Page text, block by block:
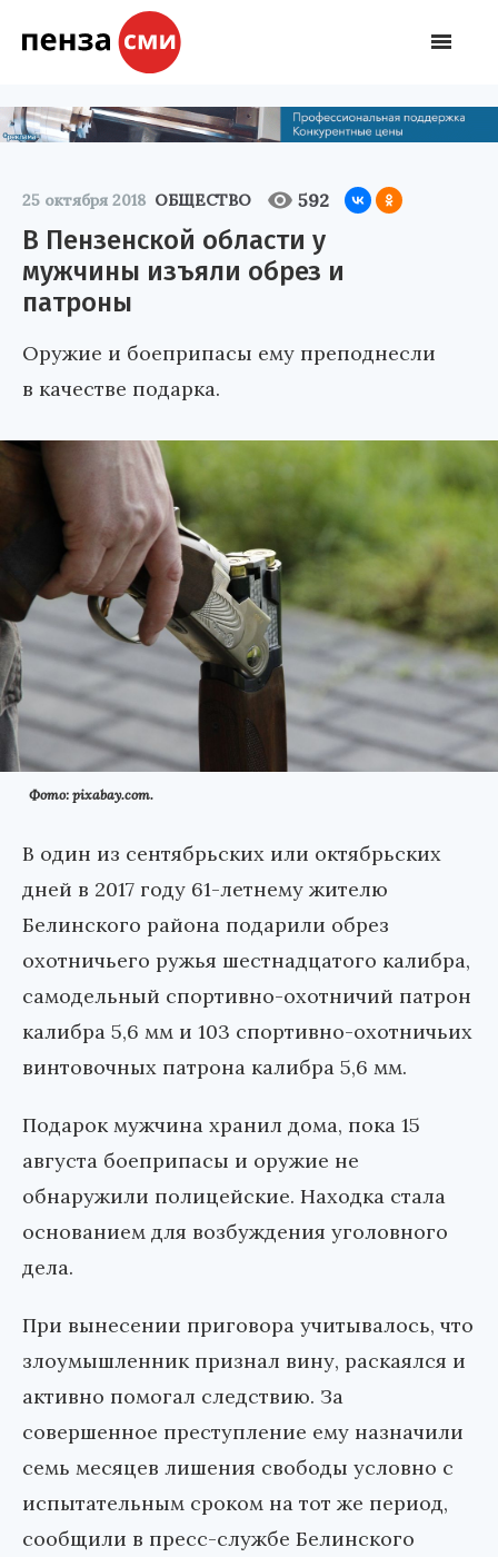
25 октября 2018 ОБЩЕСТВО 592
В Пензенской области у
мужчины изъяли обрез и
патроны
Оружие и боеприпасы ему преподнесли
в качестве подарка.
Фото: pixabay.com.
В один из сентябрьских или октябрьских
дней в 2017 году 61-летнему жителю
Белинского района подарили обрез
охотничьего ружья шестнадцатого калибра,
самодельный спортивно-охотничий патрон
калибра 5,6 мм и 103 спортивно-охотничьих
винтовочных патрона калибра 5,6 мм.
Подарок мужчина хранил дома, пока 15
августа боеприпасы и оружие не
обнаружили полицейские. Находка стала
основанием для возбуждения уголовного
дела.
При вынесении приговора учитывалось, что
злоумышленник признал вину, раскаялся и
активно помогал следствию. За
совершенное преступление ему назначили
семь месяцев лишения свободы условно с
испытательным сроком на тот же период,
сообщили в пресс-службе Белинского